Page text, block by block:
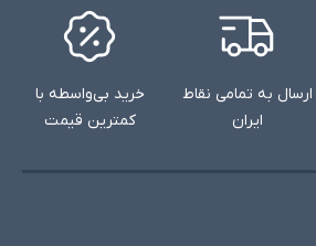
ارسال به تمامی نقاط
ایران
خرید بی‌واسطه با
کمترین قیمت